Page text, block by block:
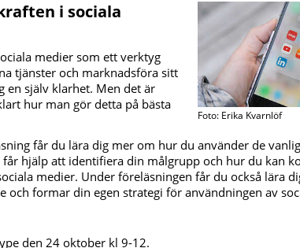
Foto: Erika Kvarnlöf
i sociala
medier som ett verktyg
tjänster och marknadsföra sitt
en själv klarhet. Men det är
hur man gör detta på bästa
får du lära dig mer om hur du använder de
får hjälp att identifiera din målgrupp och hur du kan
medier. Under föreläsningen får du också lära
och formar din egen strategi för användningen av
den 24 oktober kl 9-12.